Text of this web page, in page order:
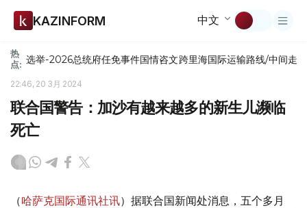
KAZINFORM 中文
热
点: 选举-2026总统府任免事件国情咨文跨里海国际运输路线/中间走廊
22:46, 20 3月 2024
联合国警告：加沙有越来越多的新生儿濒临
死亡
（哈萨克国际通讯社讯）据联合国新闻处消息，五个多月